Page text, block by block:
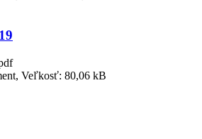
Veľkosť: 80,06 kB